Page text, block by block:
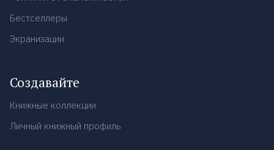
Бестселлеры
Экранизации
Создавайте
Книжные коллекции
Личный книжный профиль